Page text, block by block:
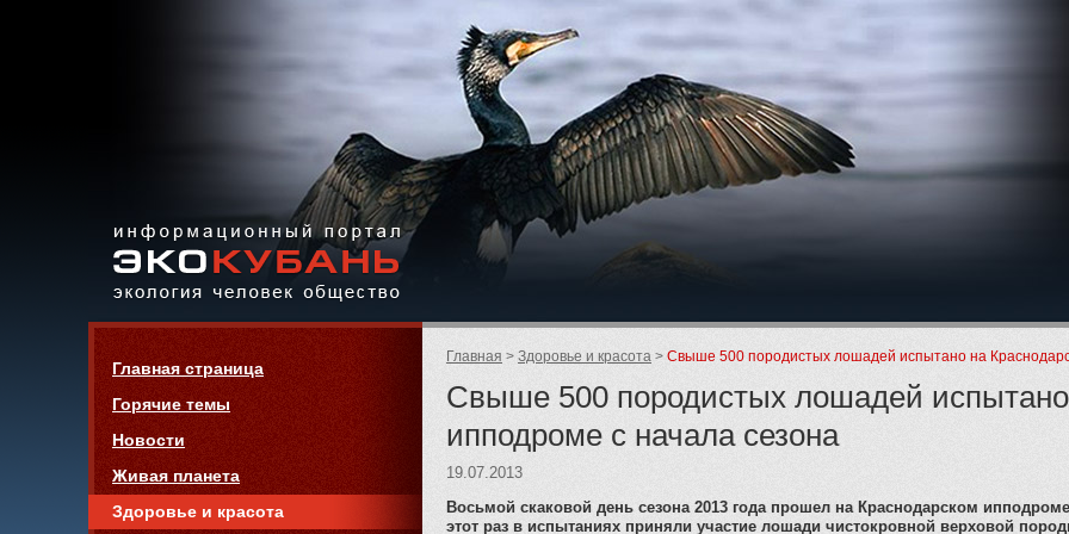
Информационный портал
«ЭКО-КУБАНЬ»
Родительские
Главная Здоровье и красота Свыше 500 породистых лошадей испытано на
Свыше 500 породистых лошадей испытано
ипподроме с начала сезона
19.07.2013
Восьмой скаковой день сезона 2013 года прошел на Краснодарском
этот раз в испытаниях приняли участие лошади чистокровной верховой
Навигация
Главная страница
Горячие темы
Новости
Живая планета
Здоровье и красота